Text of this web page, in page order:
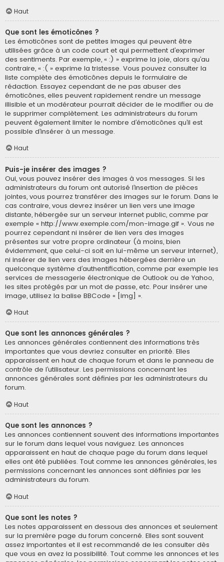
Haut
Que sont les émoticônes ?
Les émoticônes sont de petites images qui peuvent être
utilisées grâce à un code court et qui permettent d’exprimer
des sentiments. Par exemple, « :) » exprime la joie, alors qu’au
contraire, « :( » exprime la tristesse. Vous pouvez consulter la
liste complète des émoticônes depuis le formulaire de
rédaction. Essayez cependant de ne pas abuser des
émoticônes, elles peuvent rapidement rendre un message
illisible et un modérateur pourrait décider de le modifier ou de
le supprimer complètement. Les administrateurs du forum
peuvent également limiter le nombre d’émoticônes qu’il est
possible d’insérer à un message.
Haut
Puis-je insérer des images ?
Oui, vous pouvez insérer des images à vos messages. Si les
administrateurs du forum ont autorisé l’insertion de pièces
jointes, vous pourrez transférer des images sur le forum. Dans le
cas contraire, vous devrez insérer un lien vers une image
distante, hébergée sur un serveur internet public, comme par
exemple « http://www.exemple.com/mon-image.gif ». Vous ne
pourrez cependant ni insérer de lien vers des images
présentes sur votre propre ordinateur (à moins, bien
évidemment, que celui-ci soit en lui-même un serveur internet),
ni insérer de lien vers des images hébergées derrière un
quelconque système d’authentification, comme par exemple les
services de messagerie électronique de Outlook ou de Yahoo,
les sites protégés par un mot de passe, etc. Pour insérer une
image, utilisez la balise BBCode « [img] ».
Haut
Que sont les annonces générales ?
Les annonces générales contiennent des informations très
importantes que vous devriez consulter en priorité. Elles
apparaissent en haut de chaque forum et dans le panneau de
contrôle de l’utilisateur. Les permissions concernant les
annonces générales sont définies par les administrateurs du
forum.
Haut
Que sont les annonces ?
Les annonces contiennent souvent des informations importantes
sur le forum dans lequel vous naviguez. Les annonces
apparaissent en haut de chaque page du forum dans lequel
elles ont été publiées. Tout comme les annonces générales, les
permissions concernant les annonces sont définies par les
administrateurs du forum.
Haut
Que sont les notes ?
Les notes apparaissent en dessous des annonces et seulement
sur la première page du forum concerné. Elles sont souvent
assez importantes et il est recommandé de les consulter dès
que vous en avez la possibilité. Tout comme les annonces et les